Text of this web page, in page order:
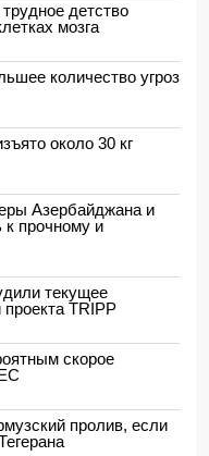
детство
мозга
количество угроз
около 30 кг
Азербайджана и
к прочному и
текущее
TRIPP
скорое
пролив, если